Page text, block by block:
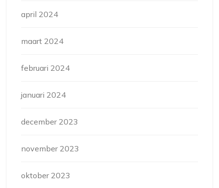
april 2024
maart 2024
februari 2024
januari 2024
december 2023
november 2023
oktober 2023